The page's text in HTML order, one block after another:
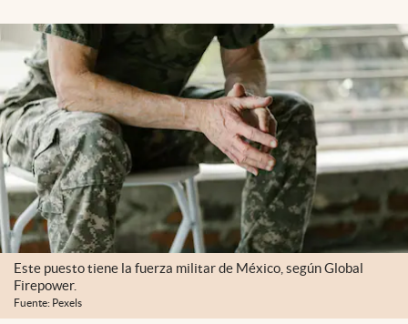
Espiritualidad
Mediakit
abre en nueva pestaña
México
Este puesto tiene la fuerza militar de México, según Global
Firepower.
Fuente: Pexels